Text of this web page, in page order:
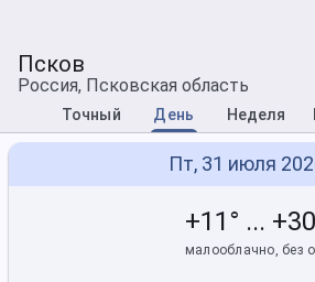
Псков
Россия, Псковская область
Точный День Неделя
Пт, 31 июля
+11° ...
малооблачно, без